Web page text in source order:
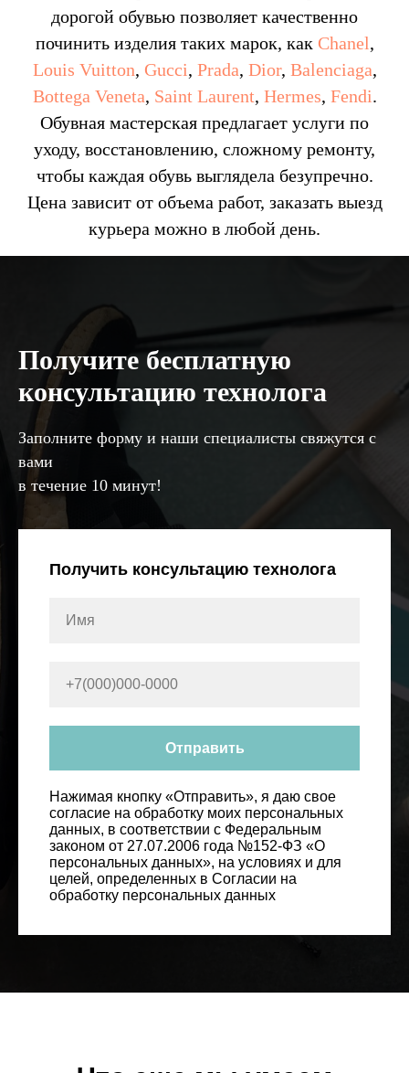
дорогой обувью позволяет качественно
починить изделия таких марок, как Chanel,
Louis Vuitton, Gucci, Prada, Dior, Balenciaga,
Bottega Veneta, Saint Laurent, Hermes, Fendi.
Обувная мастерская предлагает услуги по
уходу, восстановлению, сложному ремонту,
чтобы каждая обувь выглядела безупречно.
Цена зависит от объема работ, заказать выезд
курьера можно в любой день.
Получите бесплатную
консультацию технолога
Заполните форму и наши специалисты свяжутся с
вами
в течение 10 минут!
Получить консультацию технолога
Отправить
Нажимая кнопку «Отправить», я даю свое
согласие на обработку моих персональных
данных, в соответствии с Федеральным
законом от 27.07.2006 года №152-ФЗ «О
персональных данных», на условиях и для
целей, определенных в Согласии на
обработку персональных данных